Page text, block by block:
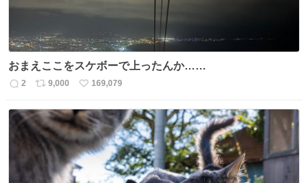
おまえここをスケボーで上ったんか……
返
数
2
リ
ス
ト
数
9,000
い
ね
数
169,079